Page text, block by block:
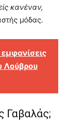
κανέναν,
μόδας.
Λούβρου
Γαβαλάς;